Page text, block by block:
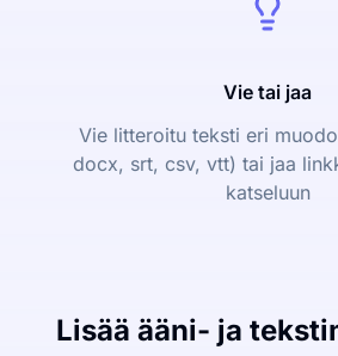
Vie tai jaa
Vie litteroitu teksti eri
docx, srt, csv, vtt) tai jaa
katseluun
Lisää ääni- ja